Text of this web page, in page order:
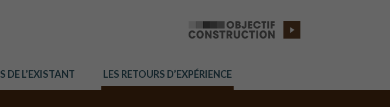
DE L’EXISTANT LES RETOURS D’EXPÉRIENCE